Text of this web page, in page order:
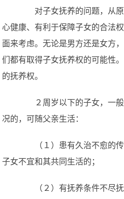
对子女抚养的问题，从原
心健康、有利于保障子女的合法
面来考虑。无论是男方还是女方
们都有取得子女抚养权的可能性
的抚养权。
２周岁以下的子女，一般
况的，可随父亲生活：
（１）患有久治不愈的传
子女不宜和其共同生活的；
（２）有抚养条件不尽抚